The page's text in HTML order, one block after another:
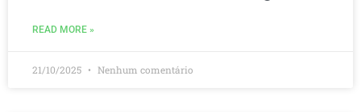
READ MORE »
21/10/2025 Nenhum comentário